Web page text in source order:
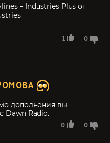
1 0
– Industries Plus от
0 0
дополнения вы
Dawn Radio.